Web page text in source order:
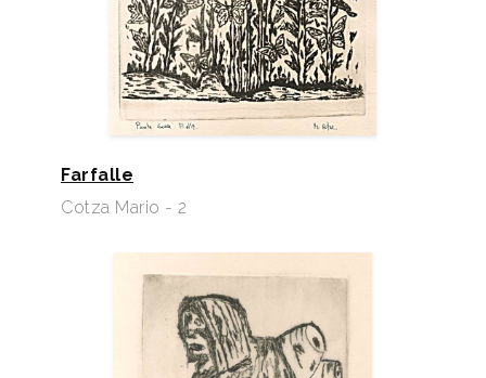
Farfalle
Cotza Mario - 2